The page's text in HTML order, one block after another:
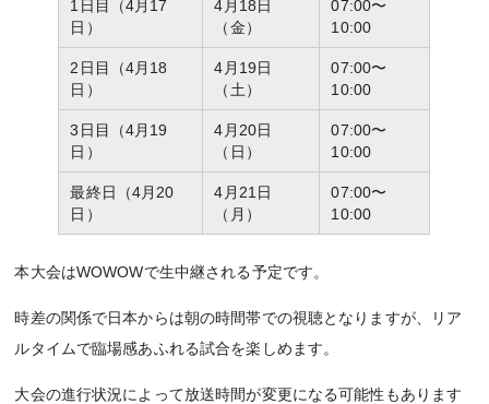
1日目（4月17
日）
4月18日
（金）
07:00〜
10:00
2日目（4月18
日）
4月19日
（土）
07:00〜
10:00
3日目（4月19
日）
4月20日
（日）
07:00〜
10:00
最終日（4月20
日）
4月21日
（月）
07:00〜
10:00
本大会はWOWOWで生中継される予定です。
時差の関係で日本からは朝の時間帯での視聴となりますが、リア
ルタイムで臨場感あふれる試合を楽しめます。
大会の進行状況によって放送時間が変更になる可能性もあります